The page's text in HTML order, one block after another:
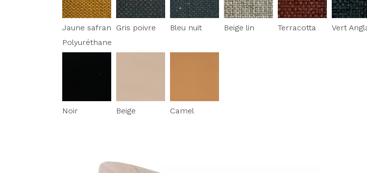
Jaune safran Gris poivre Bleu nuit Beige lin Terracotta
Vert
Polyuréthane
Noir Beige Camel